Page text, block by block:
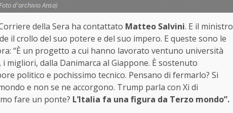
d'archivio Ansa)
della Sera ha contattato Matteo Salvini. E il ministro
il crollo del suo potere e del suo impero. E queste sono le
“È un progetto a cui hanno lavorato ventuno università
dalla Danimarca al Giappone. È sostenuto
politico e pochissimo tecnico. Pensano di fermarlo? Si
e non se ne accorgono. Trump parla con Xi di
fare un ponte? L’Italia fa una figura da Terzo mondo”.